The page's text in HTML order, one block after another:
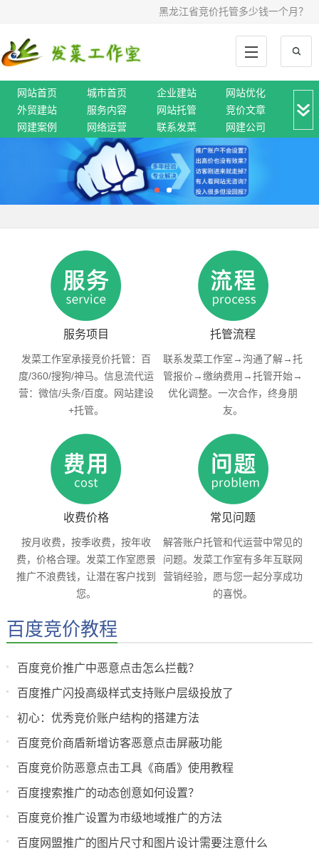
黑龙江省竞价托管多少钱一个月？
网站首页 城市首页 企业建站
网站优化
外贸建站
服务内容 网站托管
竞价文章
网建案例
网络运营 联系发菜 网建公司
服务项目
发菜工作室承接竞价托管：百
度/360/搜狗/神马。信息流代运
营：微信/头条/百度。网站建设
+托管。
托管流程
联系发菜工作室→沟通了解→托
管报价→缴纳费用→托管开始→
优化调整。一次合作，终身朋
友。
收费价格
按月收费，按季收费，按年收
费，价格合理。发菜工作室愿景
推广不浪费钱，让潜在客户找到
您。
常见问题
解答账户托管和代运营中常见的
问题。发菜工作室有多年互联网
营销经验，愿与您一起分享成功
的喜悦。
百度竞价教程
百度竞价推广中恶意点击怎么拦截？
百度推广闪投高级样式支持账户层级投放了
初心：优秀竞价账户结构的搭建方法
百度竞价商盾新增访客恶意点击屏蔽功能
百度竞价防恶意点击工具《商盾》使用教程
百度搜索推广的动态创意如何设置？
百度竞价推广设置为市级地域推广的方法
百度网盟推广的图片尺寸和图片设计需要注意什么